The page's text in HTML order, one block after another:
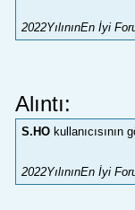
2022YılınınEn İyi
Alıntı:
S.HO kullanıcısının
2022YılınınEn İyi